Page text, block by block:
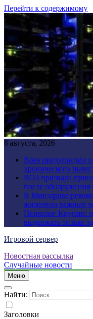
Перейти к содержимому
8 августа, 2026
Врач предупредил
хронического
ВОЗ призвала
после
В Минздраве
жизненно важных
Психолог Крупин:
выдержать только
Игровой сервер
Новостная рассылка
Случайные новости
Меню
Найти:
Заголовки